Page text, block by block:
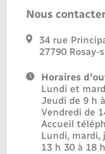
Nous
34 rue
27790 Rosay-
Horaires
Lundi et
Jeudi de 9 h
Vendredi de
Accueil
Lundi, mardi,
13 h 30 à 18 h